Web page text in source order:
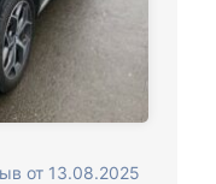
от 13.08.2025